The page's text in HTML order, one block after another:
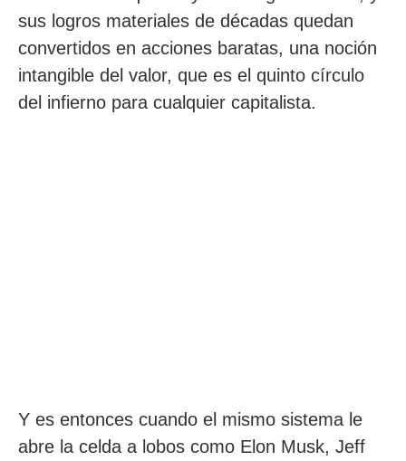
sus logros materiales de décadas quedan
convertidos en acciones baratas, una noción
intangible del valor, que es el quinto círculo
del infierno para cualquier capitalista.
Y es entonces cuando el mismo sistema le
abre la celda a lobos como Elon Musk, Jeff